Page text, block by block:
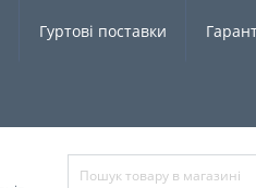
Гуртові поставки